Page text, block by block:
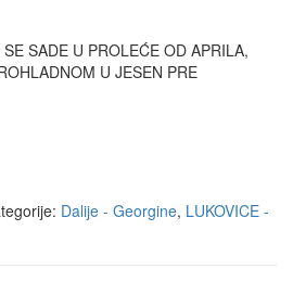
SADE U PROLEĆE OD APRILA,
U JESEN PRE
Dalije - Georgine, LUKOVICE -